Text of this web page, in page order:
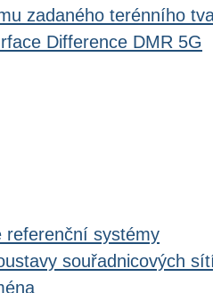
zadaného terénního
Difference DMR 5G
referenční systémy
souřadnicových